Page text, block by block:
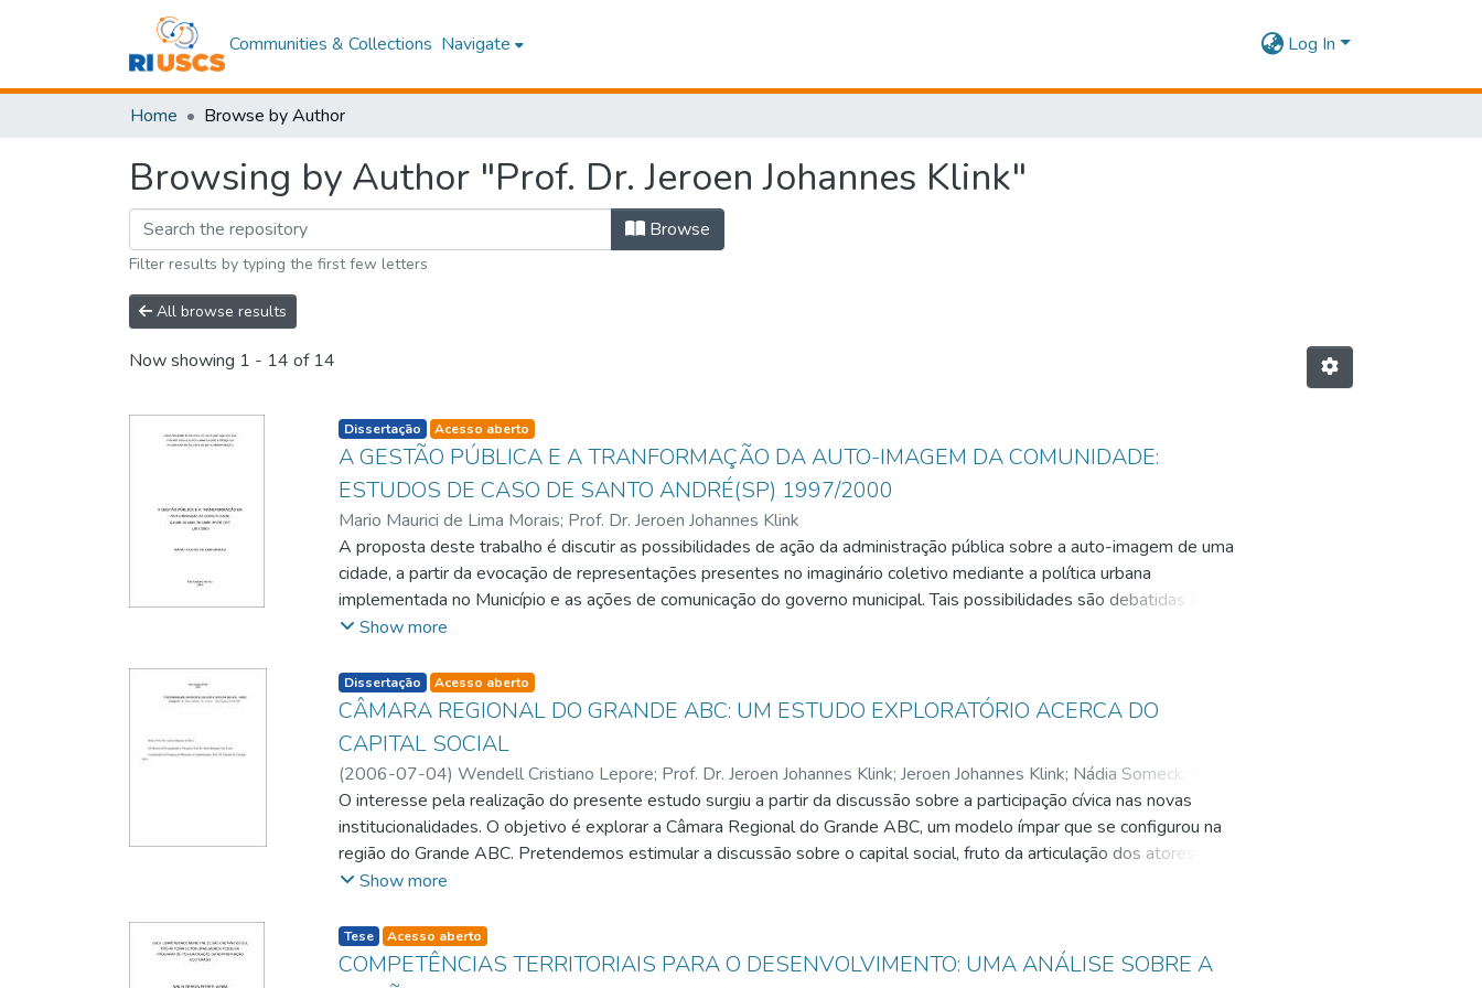
Communities & Collections Navigate Log In
Home Browse by Author
Browsing by Author "Prof. Dr. Jeroen Johannes Klink"
Browse
Filter results by typing the first few letters
All browse results
Now showing 1 - 14 of 14
listelement.badge.dso-type
Dissertação Acesso aberto
A GESTÃO PÚBLICA E A TRANFORMAÇÃO DA AUTO-IMAGEM DA COMUNIDADE:
ESTUDOS DE CASO DE SANTO ANDRÉ(SP) 1997/2000
Mario Maurici de Lima Morais; Prof. Dr. Jeroen Johannes Klink
A proposta deste trabalho é discutir as possibilidades de ação da administração pública sobre a auto-imagem de uma
cidade, a partir da evocação de representações presentes no imaginário coletivo mediante a política urbana
implementada no Município e as ações de comunicação do governo municipal. Tais possibilidades são debatidas a partir
da experiência de Santo André (SP), durante os anos 1997/2000, quando foi governada pela segunda vez pelo
em 1997, quando a cidade projetava uma auto-imagem de cidade sem rumo, parada no tempo. Seus resultados são
comparados, posteriormente, à auto-imagem andreense aferida em uma pesquisa realizada no início de 2001,
procurando identificar que ações desenvolvidas pela gestão municipal contribuíram para a transformação verificada.
Após esse levantamento e análise, o estudo sugere a formulação de hipóteses sobre como o poder público - partindo
da evocação de símbolos presentes no imaginário de uma comunidade - pode agir para transformar sua auto-imagem,
utilizando-se dos veículos de comunicação, das dimensões mediáticas da própria política urbana ou, ainda, da ação
mobilizadora que evoca o patriotismo urbano da população.
Show more
listelement.badge.dso-type
Dissertação Acesso aberto
CÂMARA REGIONAL DO GRANDE ABC: UM ESTUDO EXPLORATÓRIO ACERCA DO
CAPITAL SOCIAL
(2006-07-04) Wendell Cristiano Lepore; Prof. Dr. Jeroen Johannes Klink; Jeroen Johannes Klink; Nádia Someck
Augusto Minciotti
O interesse pela realização do presente estudo surgiu a partir da discussão sobre a participação cívica nas novas
institucionalidades. O objetivo é explorar a Câmara Regional do Grande ABC, um modelo ímpar que se configurou na
região do Grande ABC. Pretendemos estimular a discussão sobre o capital social, fruto da articulação dos atores
regionais que buscam soluções para os problemas comuns. Trata-se de um Fórum de articulação regional em que estão
sociedade civil. Destaque importante deste estudo é a descrição do protagonismo da sociedade regional que uniu
esforços para superar um grave momento de crise pelo qual passou a região nas décadas de 80 e 90. Relevam-se o
Show more
listelement.badge.dso-type
Tese Acesso aberto
COMPETÊNCIAS TERRITORIAIS PARA O DESENVOLVIMENTO: UMA ANÁLISE SOBRE A